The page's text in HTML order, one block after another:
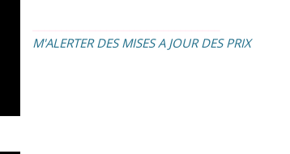
M'ALERTER DES MISES A JOUR DES PRIX